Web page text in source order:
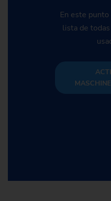
En este
lista de